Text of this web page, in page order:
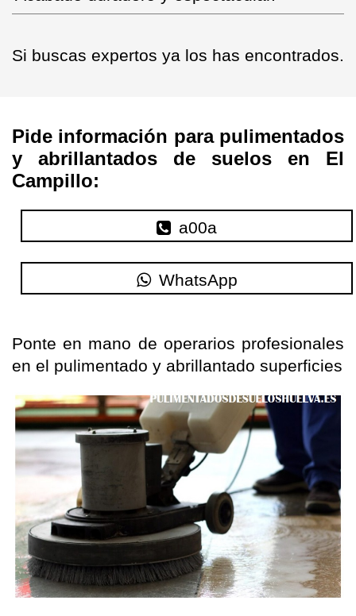
Si buscas expertos ya los has encontrados.
Pide información para pulimentados
y abrillantados de suelos en El
Campillo:
a00a
WhatsApp
Ponte en mano de operarios profesionales
en el pulimentado y abrillantado superficies